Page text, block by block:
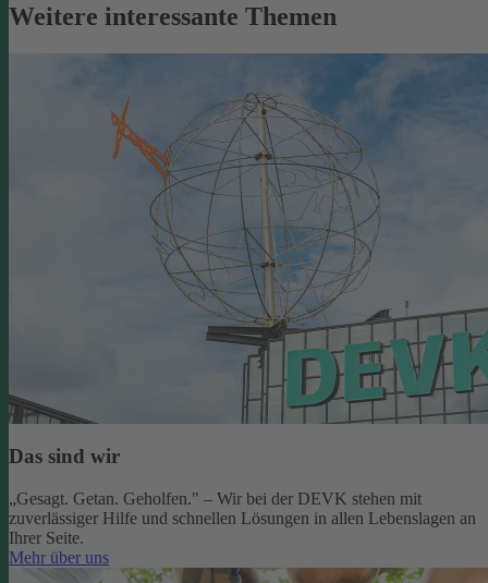
Weitere interessante Themen
Das sind wir
„Gesagt. Getan. Geholfen." – Wir bei der DEVK stehen mit
zuverlässiger Hilfe und schnellen Lösungen in allen Lebenslagen an
Ihrer Seite.
Mehr über uns